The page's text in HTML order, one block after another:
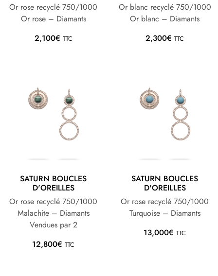
Or rose recyclé 750/1000
Or rose – Diamants
2,100€ TTC
Or blanc recyclé 750/1000
Or blanc – Diamants
2,300€ TTC
SATURN BOUCLES
D'OREILLES
Or rose recyclé 750/1000
Malachite – Diamants
Vendues par 2
12,800€ TTC
SATURN BOUCLES
D'OREILLES
Or rose recyclé 750/1000
Turquoise – Diamants
13,000€ TTC